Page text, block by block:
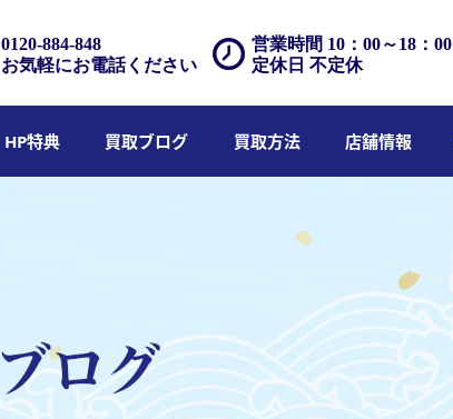
営業時間 10：00～18：00
定休日 不定休
0120-884-848
お気軽にお電話ください
HP特典 買取ブログ 買取方法 店舗情報